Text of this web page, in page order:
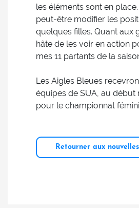
les éléments sont en
peut-être modifier les
quelques filles. Quant aux
hâte de les voir en action
mes 11 partants de la
Les Aigles Bleues
équipes de SUA, au début
pour le championnat
Retourner aux nouvelles